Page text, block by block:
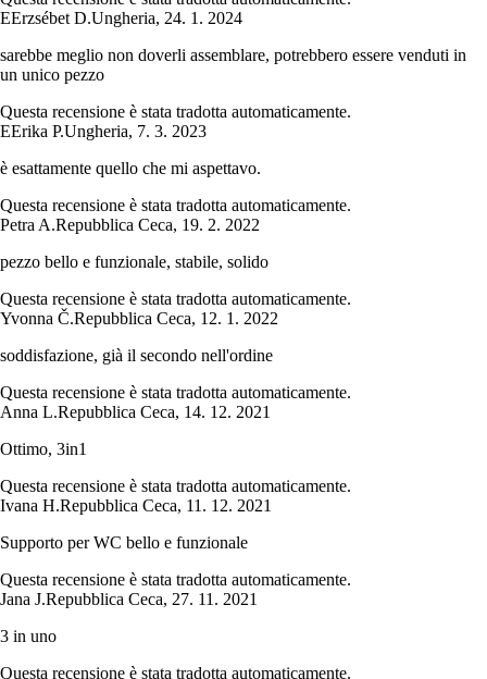
EErzsébet D.Ungheria, 24. 1. 2024
sarebbe meglio non doverli assemblare, potrebbero essere venduti in
un unico pezzo
Questa recensione è stata tradotta automaticamente.
EErika P.Ungheria, 7. 3. 2023
è esattamente quello che mi aspettavo.
Questa recensione è stata tradotta automaticamente.
Petra A.Repubblica Ceca, 19. 2. 2022
pezzo bello e funzionale, stabile, solido
Questa recensione è stata tradotta automaticamente.
Yvonna Č.Repubblica Ceca, 12. 1. 2022
soddisfazione, già il secondo nell'ordine
Questa recensione è stata tradotta automaticamente.
Anna L.Repubblica Ceca, 14. 12. 2021
Ottimo, 3in1
Questa recensione è stata tradotta automaticamente.
Ivana H.Repubblica Ceca, 11. 12. 2021
Supporto per WC bello e funzionale
Questa recensione è stata tradotta automaticamente.
Jana J.Repubblica Ceca, 27. 11. 2021
3 in uno
Questa recensione è stata tradotta automaticamente.